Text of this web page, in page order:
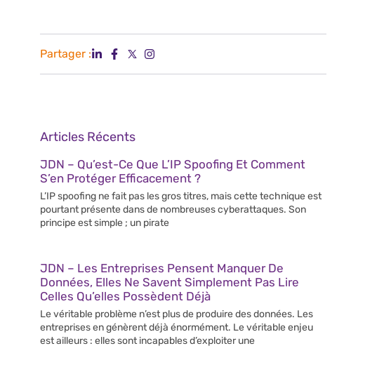
Partager :
Articles Récents
JDN – Qu’est-Ce Que L’IP Spoofing Et Comment
S’en Protéger Efficacement ?
L’IP spoofing ne fait pas les gros titres, mais cette technique est
pourtant présente dans de nombreuses cyberattaques. Son
principe est simple ; un pirate
JDN – Les Entreprises Pensent Manquer De
Données, Elles Ne Savent Simplement Pas Lire
Celles Qu’elles Possèdent Déjà
Le véritable problème n’est plus de produire des données. Les
entreprises en génèrent déjà énormément. Le véritable enjeu
est ailleurs : elles sont incapables d’exploiter une